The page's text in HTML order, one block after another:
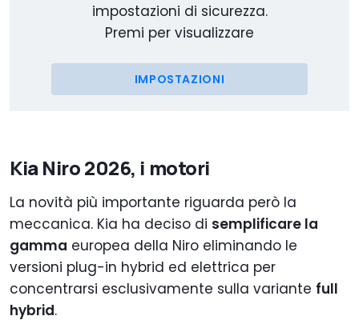
impostazioni di sicurezza.
Premi per visualizzare
IMPOSTAZIONI
Kia Niro 2026, i motori
La novità più importante riguarda però la
meccanica. Kia ha deciso di semplificare la
gamma europea della Niro eliminando le
versioni plug-in hybrid ed elettrica per
concentrarsi esclusivamente sulla variante full
hybrid.